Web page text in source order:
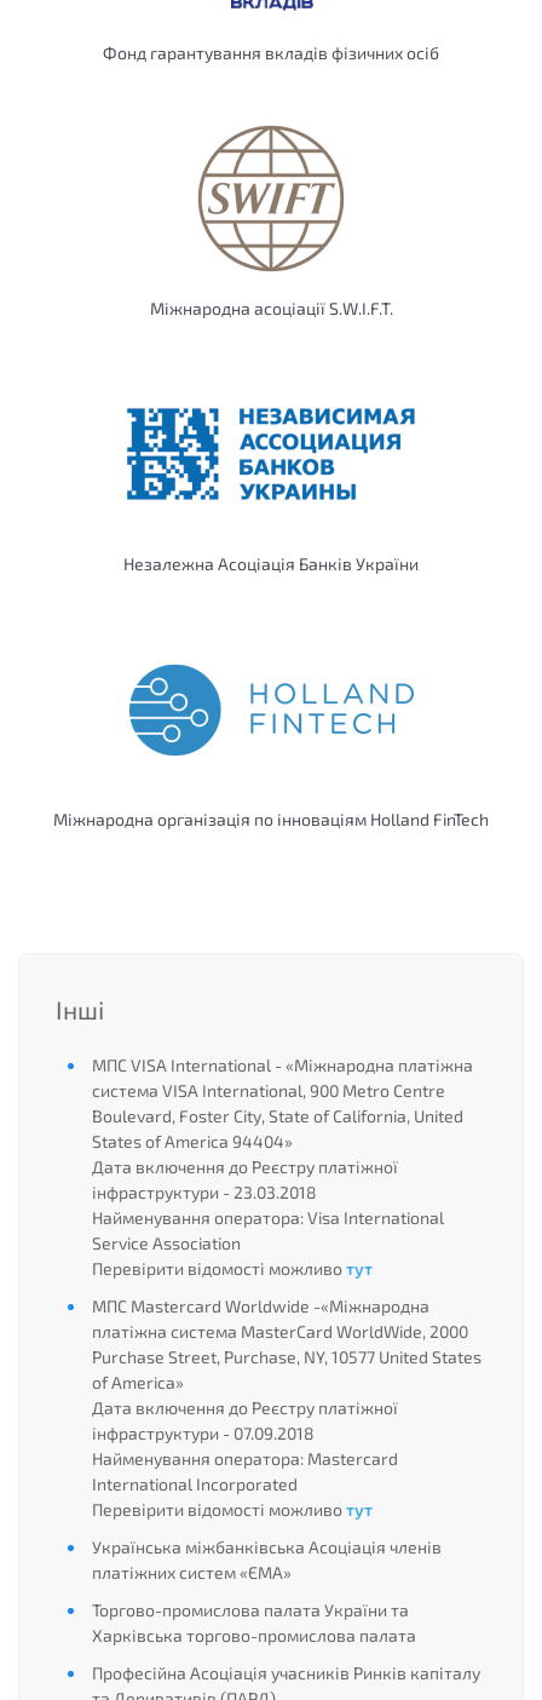
Фонд гарантування вкладів фізичних осіб
Міжнародна асоціації S.W.I.F.T.
Незалежна Асоціація Банків України
Міжнародна організація по інноваціям Holland FinTech
Інші
МПС VISA International - «Міжнародна платіжна
система VISA International, 900 Metro Centre
Boulevard, Foster City, State of California, United
States of America 94404»
Дата включення до Реєстру платіжної
інфраструктури - 23.03.2018
Найменування оператора: Visa International
Service Association
Перевірити відомості можливотут
МПС Mastercard Worldwide -«Міжнародна
платіжна система MasterCard WorldWide, 2000
Purchase Street, Purchase, NY, 10577 United States
of America»
Дата включення до Реєстру платіжної
інфраструктури - 07.09.2018
Найменування оператора: Mastercard
International Incorporated
Перевірити відомості можливотут
Українська міжбанківська Асоціація членів
платіжних систем «ЄМА»
Торгово-промислова палата України та
Харківська торгово-промислова палата
Професійна Асоціація учасників Ринків капіталу